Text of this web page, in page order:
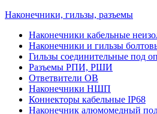
Наконечники, гильзы, разъемы
Наконечники кабельные
Наконечники и гильзы
Гильзы соединительные под
Разъемы РПИ, РШИ
Ответвители ОВ
Наконечники НШП
Коннекторы кабельные IP68
Наконечник алюмомедный